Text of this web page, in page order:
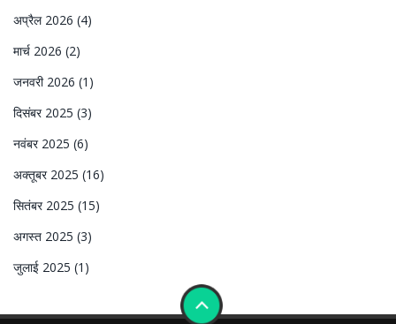
अप्रैल 2026 (4)
मार्च 2026 (2)
जनवरी 2026 (1)
दिसंबर 2025 (3)
नवंबर 2025 (6)
अक्तूबर 2025 (16)
सितंबर 2025 (15)
अगस्त 2025 (3)
जुलाई 2025 (1)